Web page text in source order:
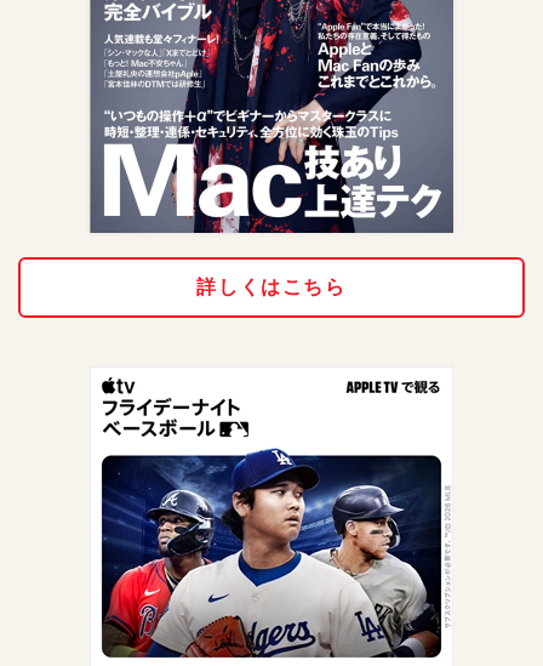
詳しくはこちら